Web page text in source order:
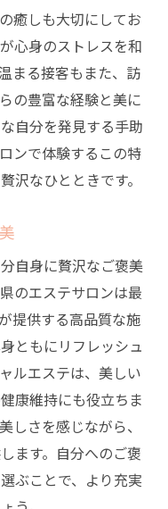
癒しも大切にしてお
心身のストレスを和
まる接客もまた、訪
の豊富な経験と美に
自分を発見する手助
ンで体験するこの特
沢なひとときです。
自身に贅沢なご褒美
のエステサロンは最
提供する高品質な施
ともにリフレッシュ
ルエステは、美しい
康維持にも役立ちま
しさを感じながら、
ます。自分へのご褒
ぶことで、より充実